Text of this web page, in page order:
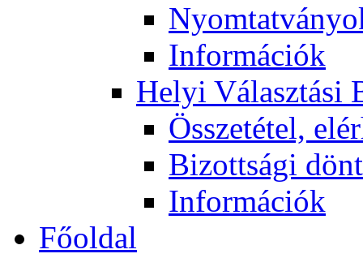
Információk
Helyi Választási
Összetétel,
Bizottsági
Információk
Főoldal